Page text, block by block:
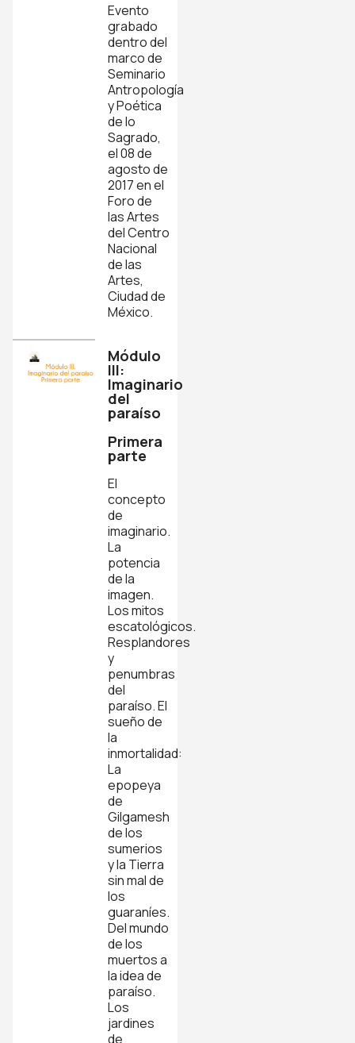
Evento
grabado
dentro del
marco de
Seminario
Antropología
y Poética
de lo
Sagrado,
el 08 de
agosto de
2017 en el
Foro de
las Artes
del Centro
Nacional
de las
Artes,
Ciudad de
México.
Módulo
lll:
Imaginario
del
paraíso
Primera
parte
El
concepto
de
imaginario.
La
potencia
de la
imagen.
Los mitos
escatológicos.
Resplandores
y
penumbras
del
paraíso. El
sueño de
la
inmortalidad:
La
epopeya
de
Gilgamesh
de los
sumerios
y la Tierra
sin mal de
los
guaraníes.
Del mundo
de los
muertos a
la idea de
paraíso.
Los
jardines
de